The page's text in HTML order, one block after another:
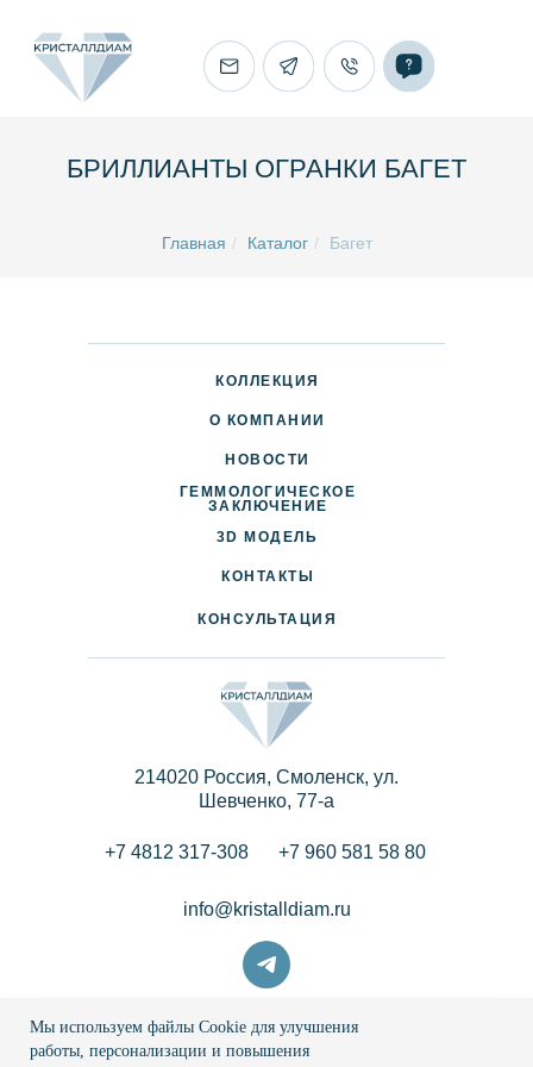
БРИЛЛИАНТЫ ОГРАНКИ БАГЕТ
Главная / Каталог / Багет
info@kristalldiam.ru
214020 Россия, Смоленск, ул.
Шевченко, 77-a
+7 4812 317-308 +7 960 581 58 80
КОНТАКТЫ
КОЛЛЕКЦИЯ
НОВОСТИ
О КОМПАНИИ
ДОСТАВКА И ОПЛАТА
ПАРТНЕРАМ
3D МОДЕЛЬ
КОНСУЛЬТАЦИЯ
ГЕММОЛОГИЧЕСКОЕ
ЗАКЛЮЧЕНИЕ
© 2026 Кристаллдиам
Мы используем файлы Cookie для улучшения
работы, персонализации и повышения